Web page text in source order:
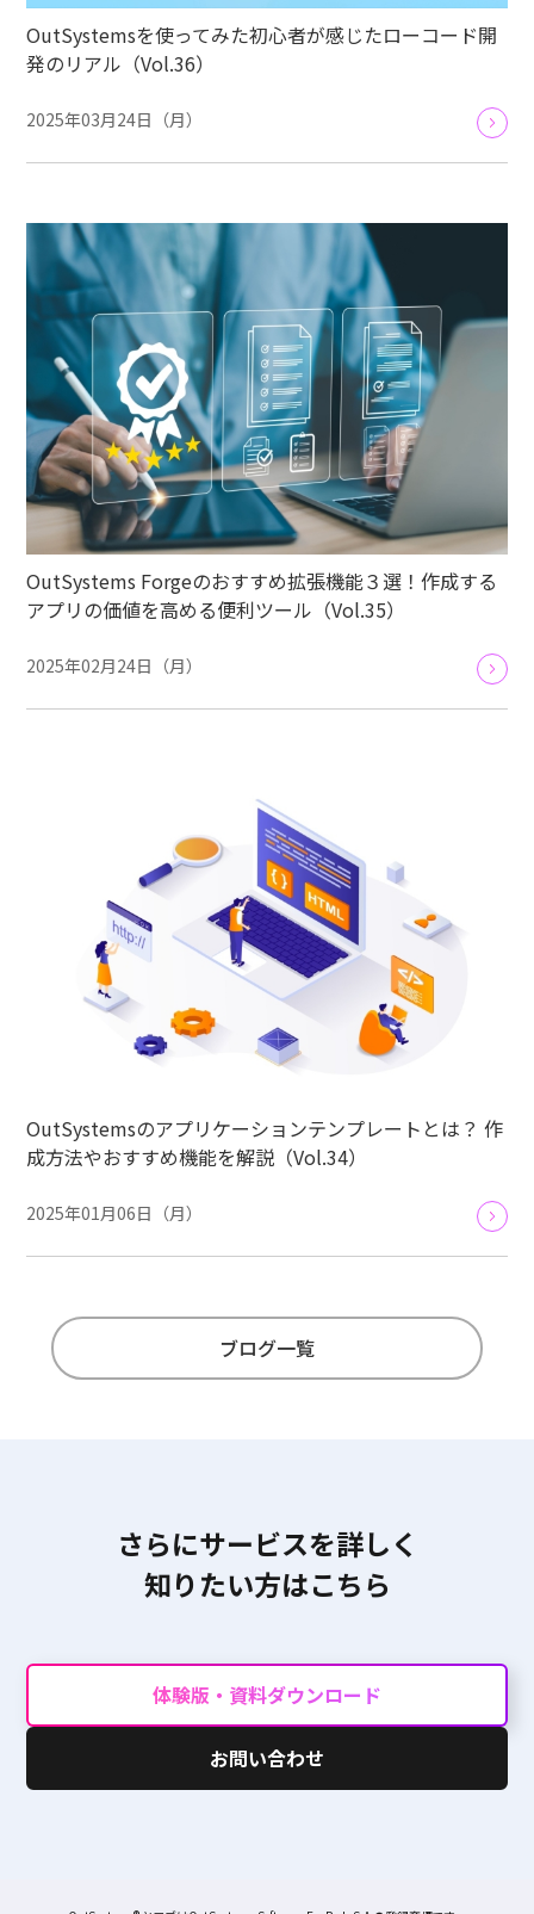
OutSystemsを使ってみた初心者が感じたローコード開
発のリアル（Vol.36）
2025年03月24日（月）
OutSystems Forgeのおすすめ拡張機能３選！作成する
アプリの価値を高める便利ツール（Vol.35）
2025年02月24日（月）
OutSystemsのアプリケーションテンプレートとは？ 作
成方法やおすすめ機能を解説（Vol.34）
2025年01月06日（月）
ブログ一覧
さらにサービスを詳しく
知りたい方はこちら
体験版・資料ダウンロード
お問い合わせ